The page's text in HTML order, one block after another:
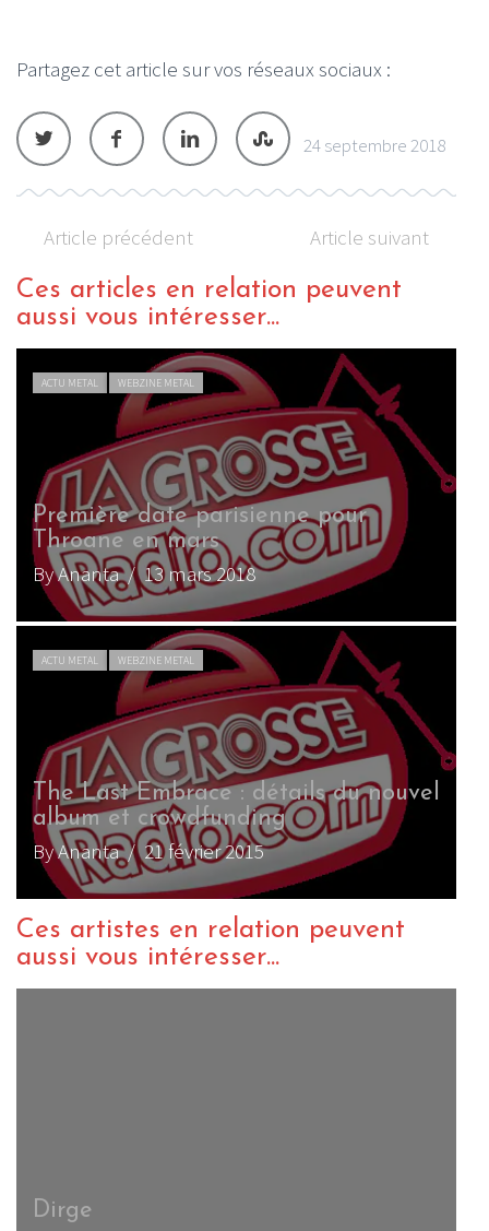
Partagez cet article sur vos réseaux sociaux :
24 septembre 2018
Article précédent Article suivant
Ces articles en relation peuvent
aussi vous intéresser...
ACTU METAL WEBZINE METAL
Première date parisienne pour
Throane en mars
By Ananta/ 13 mars 2018
ACTU METAL WEBZINE METAL
The Last Embrace : détails du nouvel
album et crowdfunding
By Ananta/ 21 février 2015
Ces artistes en relation peuvent
aussi vous intéresser...
Dirge